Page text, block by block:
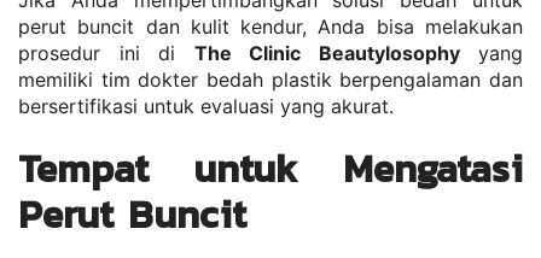
perut buncit dan kulit kendur, Anda bisa melakukan
prosedur ini di The Clinic Beautylosophy yang
memiliki tim dokter bedah plastik berpengalaman dan
bersertifikasi untuk evaluasi yang akurat.
Tempat untuk Mengatasi
Perut Buncit